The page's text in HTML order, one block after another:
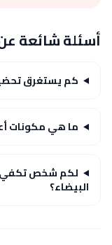
أسئلة شائعة
كم يستغرق
ما هي مكونات
لكم شخص تكفي
البيضاء؟